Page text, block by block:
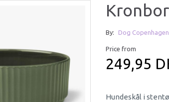
By: Dog Copenhagen
Price from
249,95
Hundeskål i